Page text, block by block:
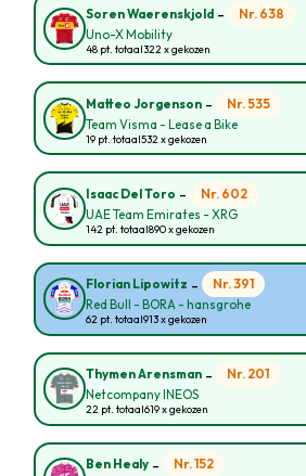
Soren Waerenskjold - Nr. 638
Uno-X Mobility
48 pt. totaal322 x gekozen
Matteo Jorgenson - Nr. 535
Team Visma - Lease a Bike
19 pt. totaal532 x gekozen
Isaac Del Toro - Nr. 602
UAE Team Emirates - XRG
142 pt. totaal890 x gekozen
Florian Lipowitz - Nr. 391
Red Bull - BORA - hansgrohe
62 pt. totaal913 x gekozen
Thymen Arensman - Nr. 201
Netcompany INEOS
22 pt. totaal619 x gekozen
Ben Healy - Nr. 152